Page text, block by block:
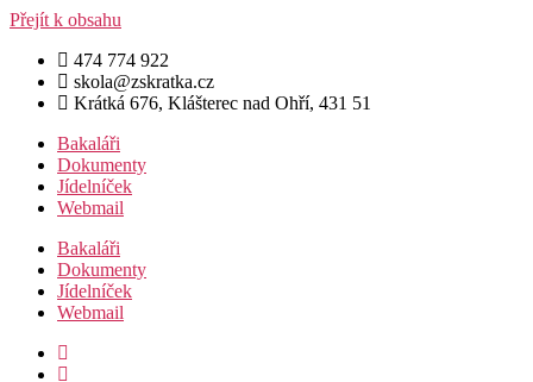
Přejít k obsahu
474 774 922
skola@zskratka.cz
Krátká 676, Klášterec nad Ohří, 431 51
Bakaláři
Dokumenty
Jídelníček
Webmail
Bakaláři
Dokumenty
Jídelníček
Webmail